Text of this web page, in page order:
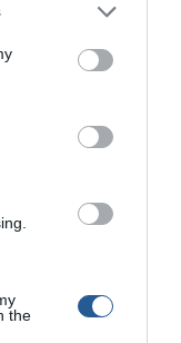
the
κατάστασης